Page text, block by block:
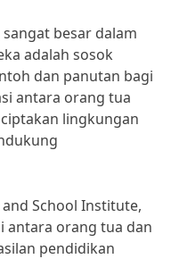
besar dalam
adalah sosok
dan panutan bagi
antara orang tua
lingkungan
School Institute,
antara orang tua dan
pendidikan